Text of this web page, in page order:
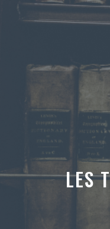
Aller
LES